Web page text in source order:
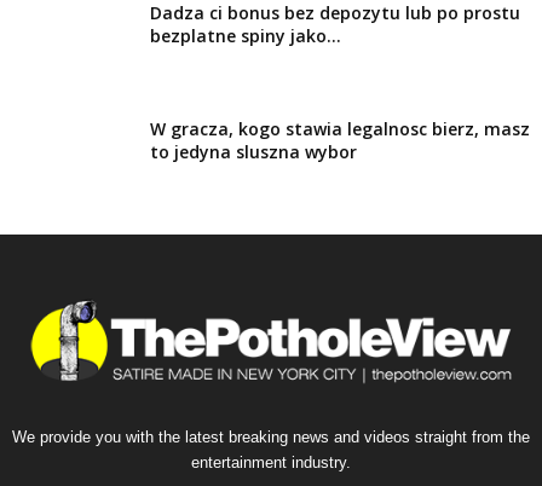
Dadza ci bonus bez depozytu lub po prostu
bezplatne spiny jako...
W gracza, kogo stawia legalnosc bierz, masz
to jedyna sluszna wybor
We provide you with the latest breaking news and videos straight from the
entertainment industry.